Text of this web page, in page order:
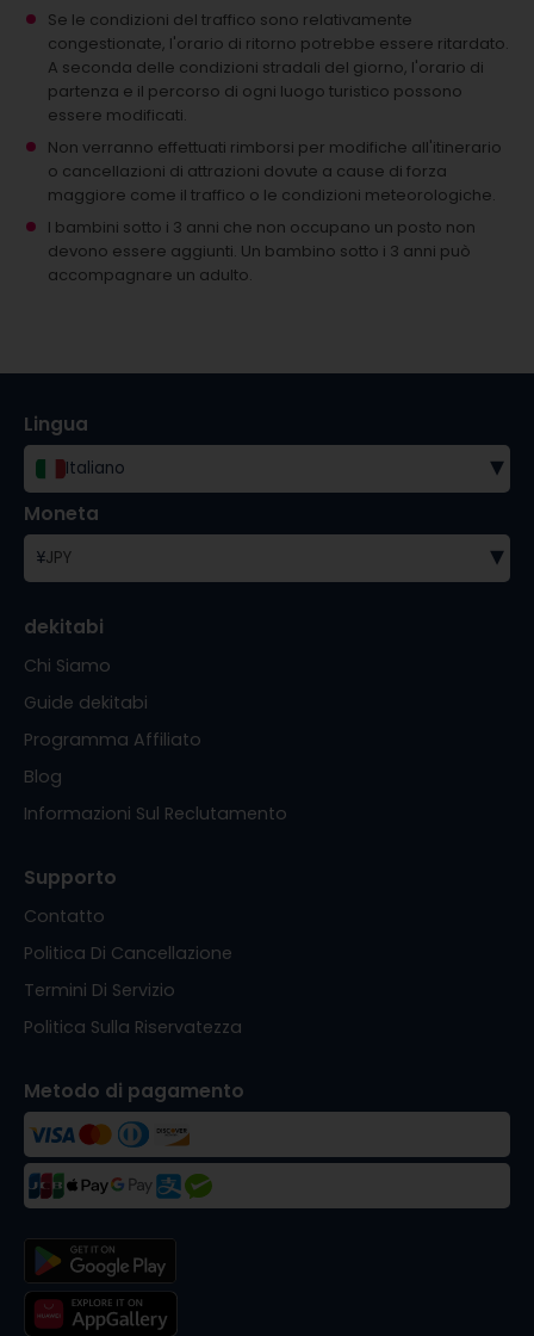
Se le condizioni del traffico sono relativamente
congestionate, l'orario di ritorno potrebbe essere ritardato.
A seconda delle condizioni stradali del giorno, l'orario di
partenza e il percorso di ogni luogo turistico possono
essere modificati.
Non verranno effettuati rimborsi per modifiche all'itinerario
o cancellazioni di attrazioni dovute a cause di forza
maggiore come il traffico o le condizioni meteorologiche.
I bambini sotto i 3 anni che non occupano un posto non
devono essere aggiunti. Un bambino sotto i 3 anni può
accompagnare un adulto.
Lingua
Italiano ▾
Moneta
¥JPY ▾
dekitabi
Chi Siamo
Guide dekitabi
Programma Affiliato
Blog
Informazioni Sul Reclutamento
Supporto
Contatto
Politica Di Cancellazione
Termini Di Servizio
Politica Sulla Riservatezza
Metodo di pagamento